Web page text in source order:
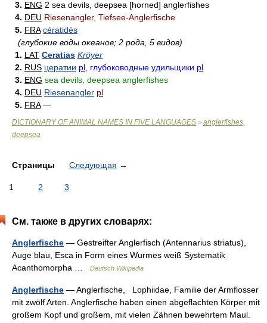
3. ENG 2 sea devils, deepsea [horned] anglerfishes
4. DEU Riesenangler, Tiefsee-Anglerfische
5. FRA cératidés
(глубокие воды океанов; 2 рода, 5 видов)
1. LAT Ceratias Kröyer
2. RUS цератии pl , глубоководные удильщики pl
3. ENG sea devils, deepsea anglerfishes
4. DEU Riesenangler pl
5. FRA —
DICTIONARY OF ANIMAL NAMES IN FIVE LANGUAGES > anglerfishes,
deepsea
Страницы Следующая →
1 2 3
См. также в других словарях:
Anglerfische — Gestreifter Anglerfisch (Antennarius striatus),
Auge blau, Esca in Form eines Wurmes weiß Systematik
Acanthomorpha …
Deutsch Wikipedia
Anglerfische — Anglerfische, Lophiidae, Familie der Armflosser
mit zwölf Arten. Anglerfische haben einen abgeflachten Körper mit
großem Kopf und großem, mit vielen Zähnen bewehrtem Maul.